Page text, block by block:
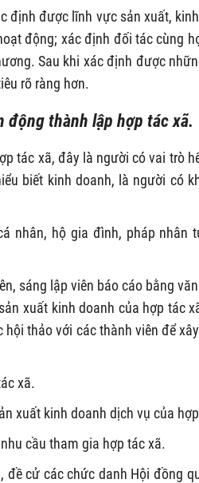
định được lĩnh vực sản xuất,
động; xác định đối tác cùng
Sau khi xác định được
rõ ràng hơn.
động thành lập hợp tác xã.
tác xã, đây là người có vai trò
biết kinh doanh, là người có
nhân, hộ gia đình, pháp nhân
sáng lập viên báo cáo bằng
xuất kinh doanh của hợp tác
thảo với các thành viên để
xã.
xuất kinh doanh dịch vụ của
cầu tham gia hợp tác xã.
cử các chức danh Hội đồng